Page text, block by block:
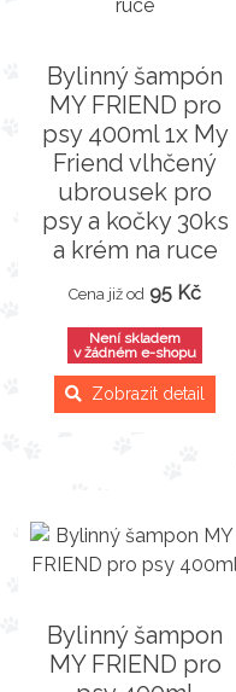
Bylinný šampón
MY FRIEND pro
psy 400ml 1x My
Friend vlhčený
ubrousek pro
psy a kočky 30ks
a krém na ruce
Cena již od 95 Kč
Není skladem
v žádném e-shopu
Zobrazit detail
Bylinný šampon
MY FRIEND pro